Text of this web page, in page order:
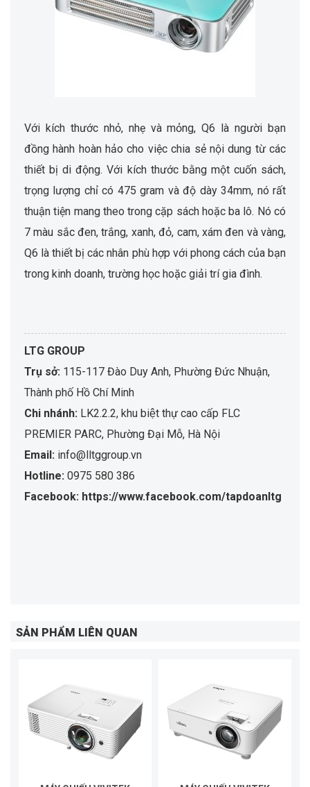
Với kích thước nhỏ, nhẹ và mỏng, Q6 là người bạn
đồng hành hoàn hảo cho việc chia sẻ nội dung từ các
thiết bị di động. Với kích thước bằng một cuốn sách,
trọng lượng chỉ có 475 gram và độ dày 34mm, nó rất
thuận tiện mang theo trong cặp sách hoặc ba lô. Nó có
7 màu sắc đen, trắng, xanh, đỏ, cam, xám đen và vàng,
Q6 là thiết bị các nhân phù hợp với phong cách của bạn
trong kinh doanh, trường học hoặc giải trí gia đình.
LTG GROUP
Trụ sở: 115-117 Đào Duy Anh, Phường Đức Nhuận,
Thành phố Hồ Chí Minh
Chi nhánh: LK2.2.2, khu biệt thự cao cấp FLC
PREMIER PARC, Phường Đại Mỗ, Hà Nội
Email: info@lltggroup.vn
Hotline: 0975 580 386
Facebook: https://www.facebook.com/tapdoanltg
SẢN PHẨM LIÊN QUAN